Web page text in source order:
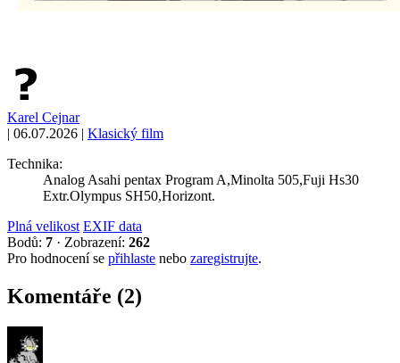
Karel Cejnar
| 06.07.2026 | Klasický film
Technika:
Analog Asahi pentax Program A,Minolta 505,Fuji Hs30
Extr.Olympus SH50,Horizont.
Plná velikost EXIF data
Bodů: 7 · Zobrazení: 262
Pro hodnocení se přihlaste nebo zaregistrujte.
Komentáře (2)